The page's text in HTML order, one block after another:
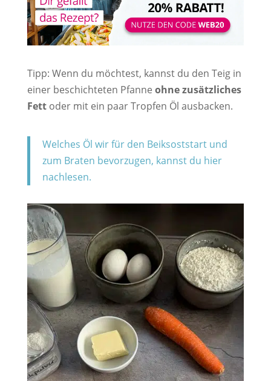
Tipp: Wenn du möchtest, kannst du den Teig in
einer beschichteten Pfanne ohne zusätzliches
Fettoder mit ein paar Tropfen Öl ausbacken.
Welches Öl wir für den Beiksoststart und
zum Braten bevorzugen, kannst du hier
nachlesen.